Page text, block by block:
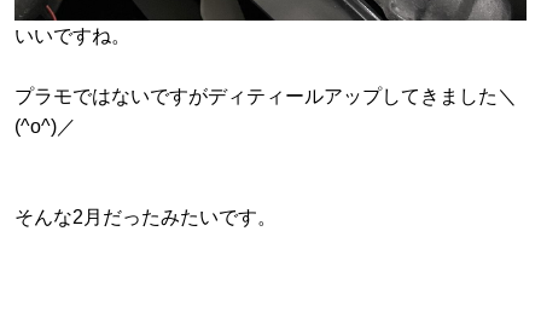
いいですね。
プラモではないですがディティールアップしてきました＼
(^o^)／
そんな2月だったみたいです。